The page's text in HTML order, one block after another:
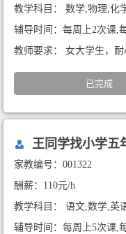
教学科目： 数学,物理,化
辅导时间：每周上2次课,
小时
教师要求： 女大学生，
已完成
王同学找小学五
家教编号：001322
酬薪：110元/h
教学科目： 语文,数学,英
辅导时间：每周上5次课,